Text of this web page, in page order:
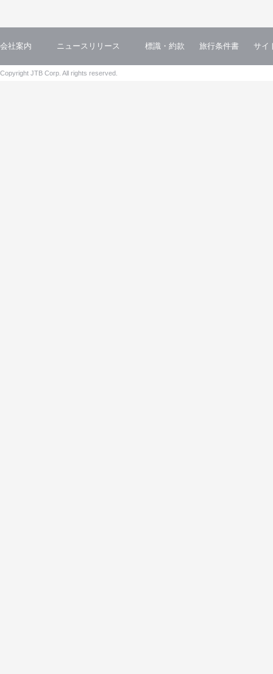
会社案内 ニュースリリース 標識・約款 旅行条件書 サイ
Copyright JTB Corp. All rights reserved.